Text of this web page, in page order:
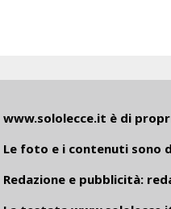
www.sololecce.it è di
Le foto e i contenuti sono
Redazione e pubblicità: